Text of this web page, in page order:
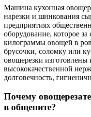
Машина кухонная
нарезки и шинкования
предприятиях
оборудование, которое
килограммы овощей в
брусочки, соломку или
овощерезки
высококачественной
долговечность,
Почему
в общепите?